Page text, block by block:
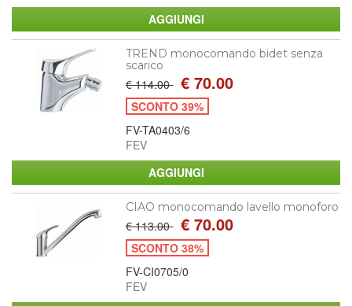
TREND monocomando bidet senza
scarico
€ 114.00 € 70.00
SCONTO 39%
FV-TA0403/6
FEV
CIAO monocomando lavello monoforo
€ 113.00 € 70.00
SCONTO 38%
FV-CI0705/0
FEV